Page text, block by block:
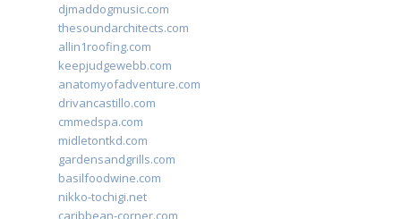
djmaddogmusic.com
thesoundarchitects.com
allin1roofing.com
keepjudgewebb.com
anatomyofadventure.com
drivancastillo.com
cmmedspa.com
midletontkd.com
gardensandgrills.com
basilfoodwine.com
nikko-tochigi.net
caribbean-corner.com